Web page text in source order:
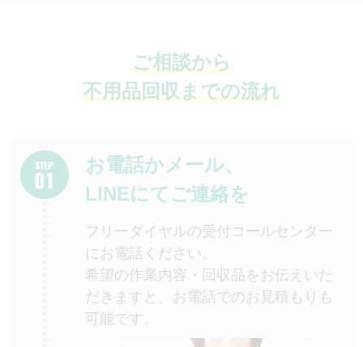
ご相談から
不用品回収までの流れ
お電話かメール、
LINEにてご連絡を
フリーダイヤルの受付コールセンター
にお電話ください。
希望の作業内容・回収品をお伝えいた
だきますと、お電話でのお見積もりも
可能です。